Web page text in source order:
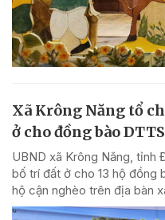
Xã Krông Năng tổ
ở cho đồng bào DTTS
UBND xã Krông Năng,
bố trí đất ở cho 13 hộ đồng
hộ cận nghèo trên địa bàn